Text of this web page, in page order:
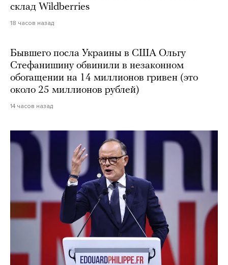
склад Wildberries
18 часов назад
Бывшего посла Украины в США Ольгу
Стефанишину обвинили в незаконном
обогащении на 14 миллионов гривен (это
около 25 миллионов рублей)
14 часов назад